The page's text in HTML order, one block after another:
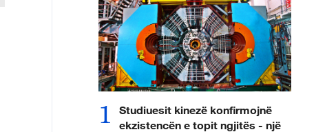
1
Studiuesit kinezë konfirmojnë
ekzistencën e topit ngjitës - një